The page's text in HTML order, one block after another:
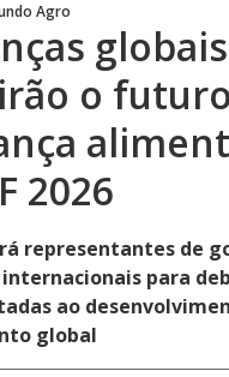
Agro
globais
o
2026
representantes de
para
ao
global